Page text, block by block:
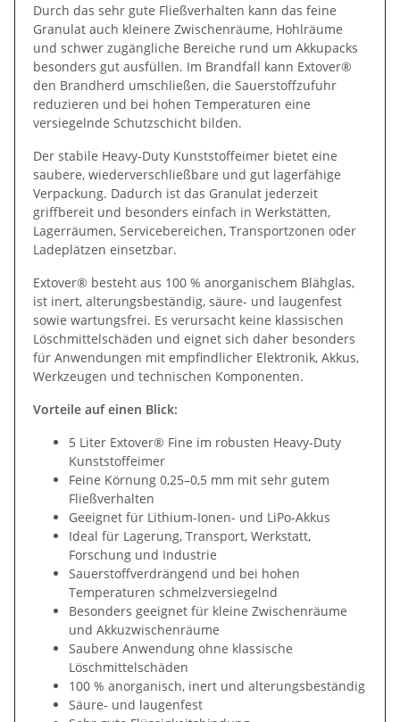
Durch das sehr gute Fließverhalten kann das feine
Granulat auch kleinere Zwischenräume, Hohlräume
und schwer zugängliche Bereiche rund um Akkupacks
besonders gut ausfüllen. Im Brandfall kann Extover®
den Brandherd umschließen, die Sauerstoffzufuhr
reduzieren und bei hohen Temperaturen eine
versiegelnde Schutzschicht bilden.
Der stabile Heavy-Duty Kunststoffeimer bietet eine
saubere, wiederverschließbare und gut lagerfähige
Verpackung. Dadurch ist das Granulat jederzeit
griffbereit und besonders einfach in Werkstätten,
Lagerräumen, Servicebereichen, Transportzonen oder
Ladeplätzen einsetzbar.
Extover® besteht aus 100 % anorganischem Blähglas,
ist inert, alterungsbeständig, säure- und laugenfest
sowie wartungsfrei. Es verursacht keine klassischen
Löschmittelschäden und eignet sich daher besonders
für Anwendungen mit empfindlicher Elektronik, Akkus,
Werkzeugen und technischen Komponenten.
Vorteile auf einen Blick:
5 Liter Extover® Fine im robusten Heavy-Duty
Kunststoffeimer
Feine Körnung 0,25–0,5 mm mit sehr gutem
Fließverhalten
Geeignet für Lithium-Ionen- und LiPo-Akkus
Ideal für Lagerung, Transport, Werkstatt,
Forschung und Industrie
Sauerstoffverdrängend und bei hohen
Temperaturen schmelzversiegelnd
Besonders geeignet für kleine Zwischenräume
und Akkuzwischenräume
Saubere Anwendung ohne klassische
Löschmittelschäden
100 % anorganisch, inert und alterungsbeständig
Säure- und laugenfest